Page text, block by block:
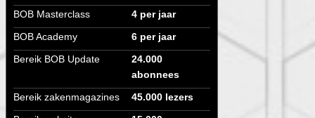
BOB Masterclass
4 per jaar
BOB Academy
6 per jaar
Bereik BOB Update
24.000
abonnees
Bereik zakenmagazines
45.000 lezers